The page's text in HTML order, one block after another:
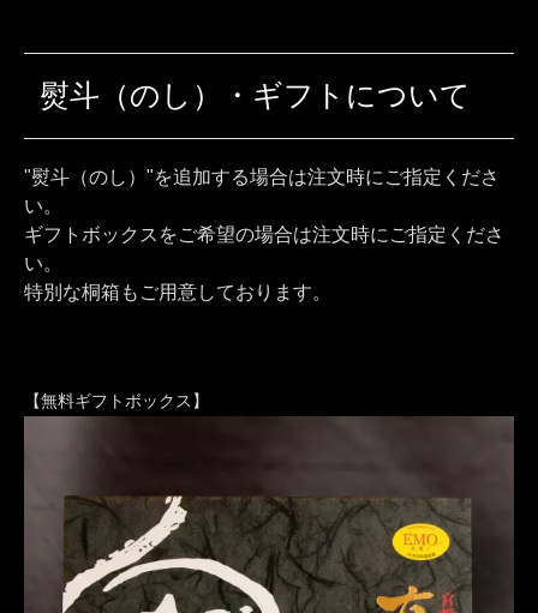
熨斗（のし）・ギフトについて
"熨斗（のし）"を追加する場合は注文時にご指定くださ
い。
ギフトボックスをご希望の場合は注文時にご指定くださ
い。
特別な桐箱もご用意しております。
【無料ギフトボックス】